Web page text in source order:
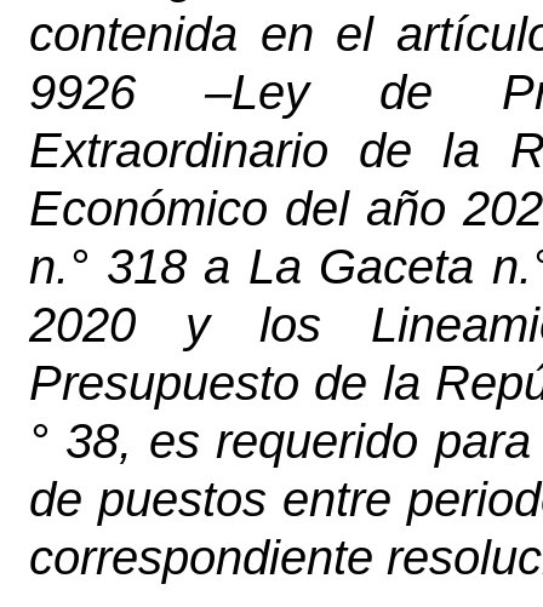
contenida en el
9926 –Ley de
Extraordinario de la
Económico del año
n.° 318 a La Gaceta
2020 y los
Presupuesto de la
° 38, es requerido
de puestos entre
correspondiente